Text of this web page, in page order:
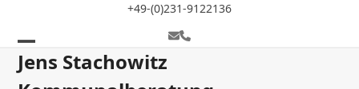
content
+49-(0)231-9122136
E-Telefon
Jens Stachowitz
Open
Close